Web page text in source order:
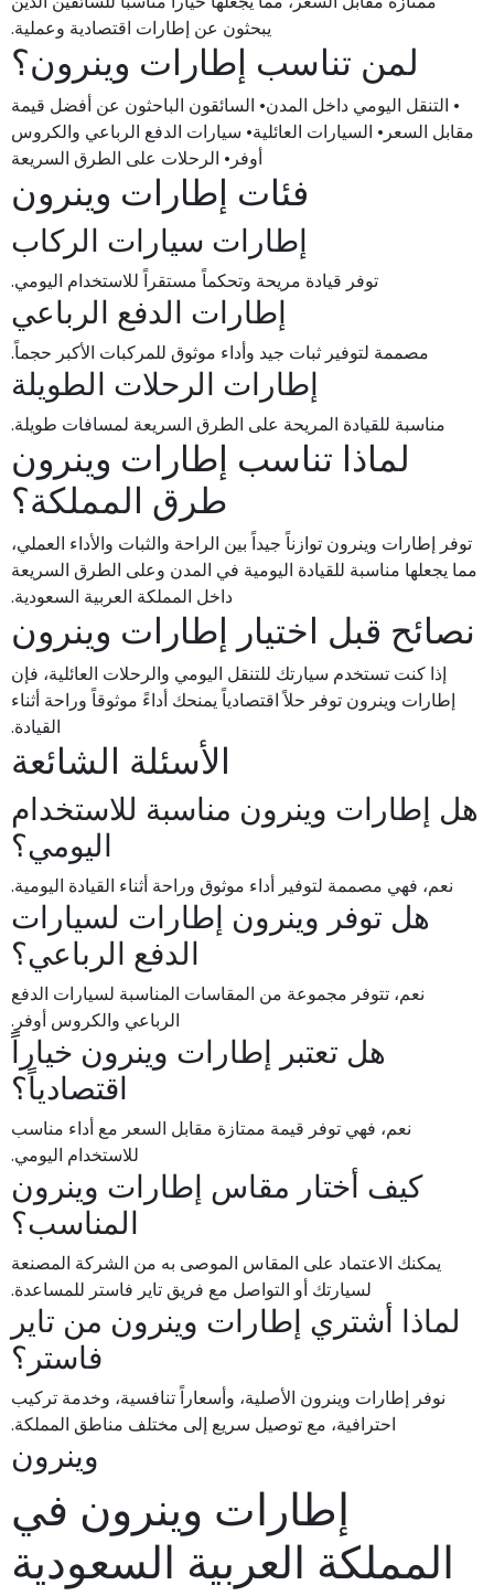
يبحثون عن إطارات اقتصادية وعملية.
لمن تناسب إطارات وينرون؟
• التنقل اليومي داخل المدن• السائقون الباحثون عن أفضل قيمة
مقابل السعر• السيارات العائلية• سيارات الدفع الرباعي والكروس
أوفر• الرحلات على الطرق السريعة
فئات إطارات وينرون
إطارات سيارات الركاب
توفر قيادة مريحة وتحكماً مستقراً للاستخدام اليومي.
إطارات الدفع الرباعي
مصممة لتوفير ثبات جيد وأداء موثوق للمركبات الأكبر حجماً.
إطارات الرحلات الطويلة
مناسبة للقيادة المريحة على الطرق السريعة لمسافات طويلة.
لماذا تناسب إطارات وينرون
طرق المملكة؟
توفر إطارات وينرون توازناً جيداً بين الراحة والثبات والأداء العملي،
مما يجعلها مناسبة للقيادة اليومية في المدن وعلى الطرق السريعة
داخل المملكة العربية السعودية.
نصائح قبل اختيار إطارات وينرون
إذا كنت تستخدم سيارتك للتنقل اليومي والرحلات العائلية، فإن
إطارات وينرون توفر حلاً اقتصادياً يمنحك أداءً موثوقاً وراحة أثناء
القيادة.
الأسئلة الشائعة
هل إطارات وينرون مناسبة للاستخدام
اليومي؟
نعم، فهي مصممة لتوفير أداء موثوق وراحة أثناء القيادة اليومية.
هل توفر وينرون إطارات لسيارات
الدفع الرباعي؟
نعم، تتوفر مجموعة من المقاسات المناسبة لسيارات الدفع
الرباعي والكروس أوفر.
هل تعتبر إطارات وينرون خياراً
اقتصادياً؟
نعم، فهي توفر قيمة ممتازة مقابل السعر مع أداء مناسب
للاستخدام اليومي.
كيف أختار مقاس إطارات وينرون
المناسب؟
يمكنك الاعتماد على المقاس الموصى به من الشركة المصنعة
لسيارتك أو التواصل مع فريق تاير فاستر للمساعدة.
لماذا أشتري إطارات وينرون من تاير
فاستر؟
نوفر إطارات وينرون الأصلية، وأسعاراً تنافسية، وخدمة تركيب
احترافية، مع توصيل سريع إلى مختلف مناطق المملكة.
وينرون
إطارات وينرون في
المملكة العربية السعودية